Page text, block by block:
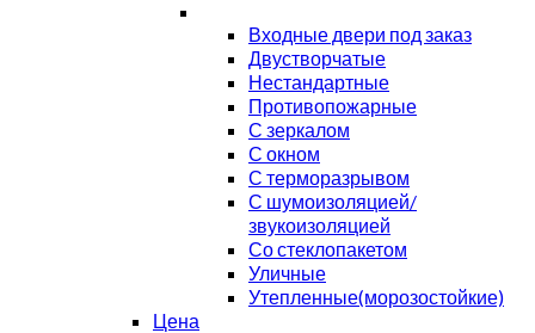
Входные двери под заказ
Двустворчатые
Нестандартные
Противопожарные
С зеркалом
С окном
С терморазрывом
С шумоизоляцией/
звукоизоляцией
Со стеклопакетом
Уличные
Утепленные(морозостойкие)
Цена